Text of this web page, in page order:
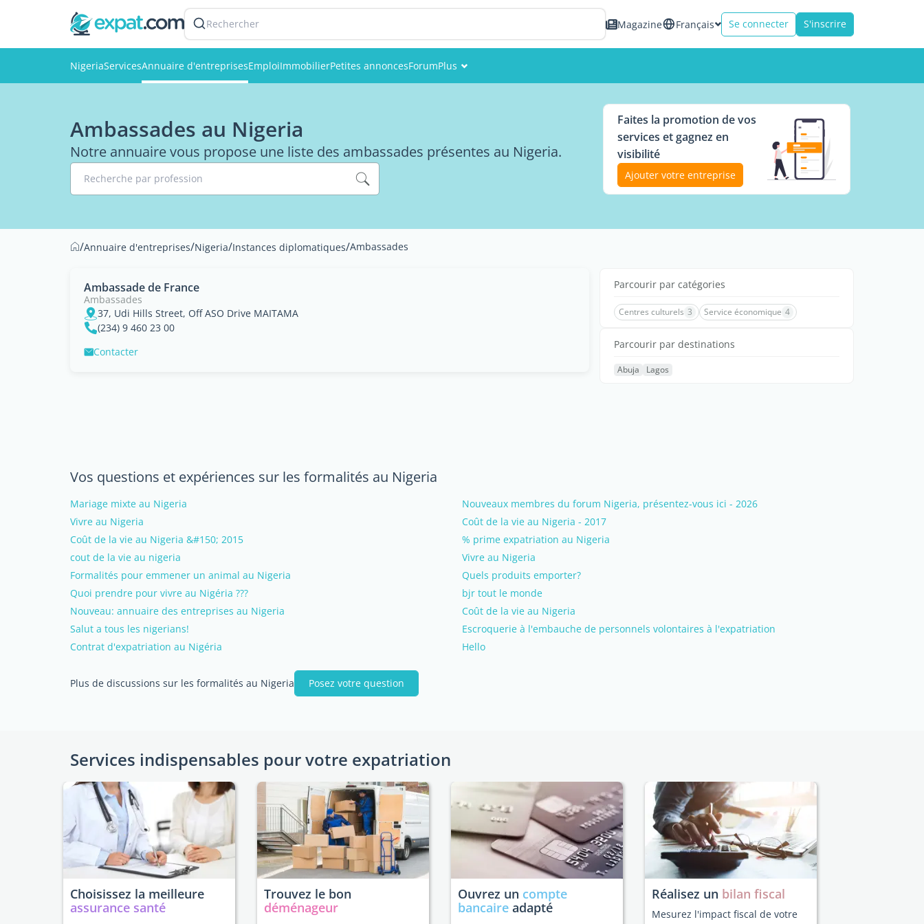
Rechercher Magazine Français Se connecter S'inscrire
NigeriaServicesAnnuaire d'entreprisesEmploiImmobilierPetites annoncesForumPlus
Photos
Ambassades au Nigeria
Notre annuaire vous propose une liste des ambassades présentes au Nigeria.
Recherche par profession
Faites la promotion de vos
services et gagnez en
visibilité
Ajouter votre entreprise
/Annuaire d'entreprises/Nigeria/Instances diplomatiques/Ambassades
Ambassade de France
Ambassades
37, Udi Hills Street, Off ASO Drive MAITAMA
(234) 9 460 23 00
Contacter
Parcourir par catégories
Centres culturels 3 Service économique 4
Parcourir par destinations
Abuja Lagos
Vos questions et expériences sur les formalités au Nigeria
Mariage mixte au Nigeria
Nouveaux membres du forum Nigeria, présentez-vous ici - 2026
Vivre au Nigeria
Coût de la vie au Nigeria - 2017
Coût de la vie au Nigeria &#150; 2015
% prime expatriation au Nigeria
cout de la vie au nigeria
Vivre au Nigeria
Formalités pour emmener un animal au Nigeria
Quels produits emporter?
Quoi prendre pour vivre au Nigéria ???
bjr tout le monde
Nouveau: annuaire des entreprises au Nigeria
Coût de la vie au Nigeria
Salut a tous les nigerians!
Escroquerie à l'embauche de personnels volontaires à l'expatriation
Contrat d'expatriation au Nigéria
Hello
Plus de discussions sur les formalités au Nigeria Posez votre question
Services indispensables pour votre expatriation
Choisissez la meilleure
assurance santé
Trouvez le bon
déménageur
Ouvrez un compte
bancaire adapté
Réalisez un bilan fiscal
Mesurez l'impact fiscal de votre